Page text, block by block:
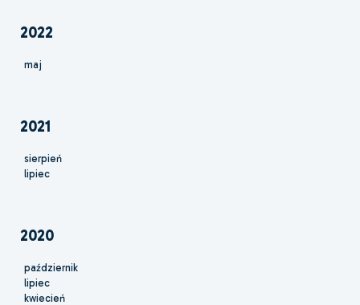
2022
maj
2021
sierpień
lipiec
2020
październik
lipiec
kwiecień